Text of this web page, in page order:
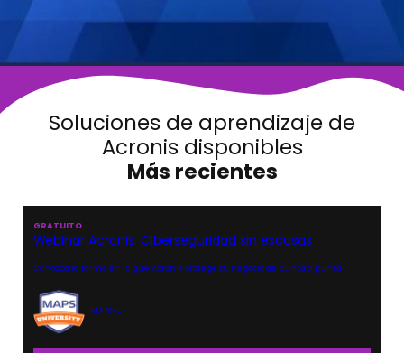
Soluciones de aprendizaje de
Acronis disponibles
Más recientes
GRATUITO
Webinar Acronis. Ciberseguridad sin excusas
Conozca la forma en la que Acronis protege su negocio de punta a punta
MAPS-U